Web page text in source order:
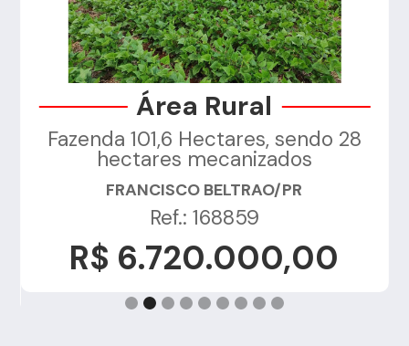
Área Rural
Fazenda 101,6 Hectares, sendo 28
hectares mecanizados
FRANCISCO BELTRAO/PR
Ref.: 168859
R$ 6.720.000,00